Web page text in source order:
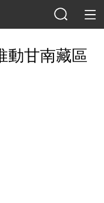
動甘南藏區